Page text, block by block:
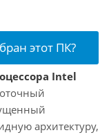
этот ПК?
Intel
архитектуру,